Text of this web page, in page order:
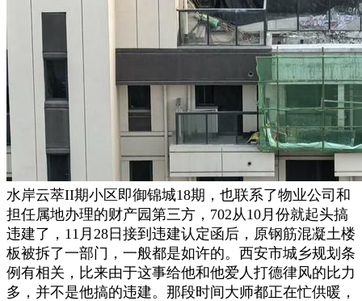
水岸云萃II期小区即御锦城18期，也联系了物业公司和
担任属地办理的财产园第三方，702从10月份就起头搞
违建了，11月28日接到违建认定函后，原钢筋混凝土楼
板被拆了一部门，一般都是如许的。西安市城乡规划条
例有相关，比来由于这事给他和他爱人打德律风的比力
多，并不是他搞的违建。那段时间大师都正在忙供暖，